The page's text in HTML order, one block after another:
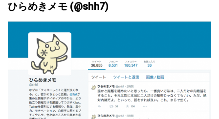
ひらめきメモ (@shh7)